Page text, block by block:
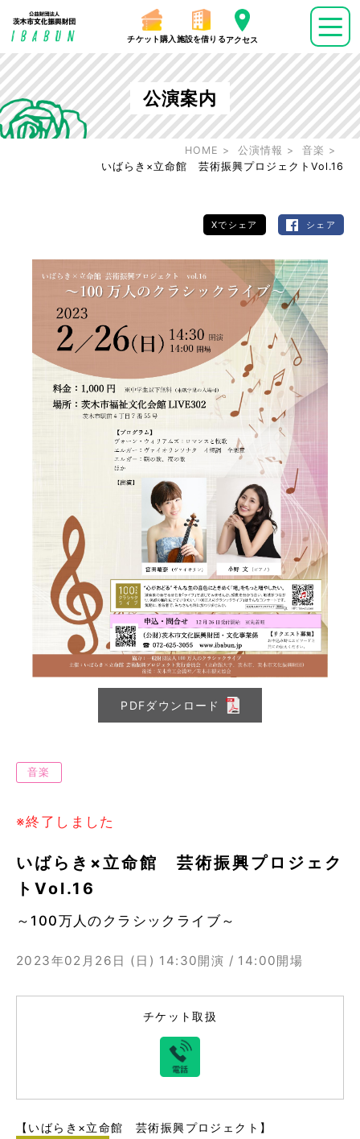
チケット購入 施設を借りるアクセス
公演案内
HOME 公演情報
音楽
いばらき×立命館 芸術振興プロジェクトVol.16
Xでシェア シェア
PDFダウンロード
音楽
※終了しました
いばらき×立命館 芸術振興プロジェク
トVol.16
～100万人のクラシックライブ～
2023年02月26日 (日) 14:30開演 / 14:00開場
チケット取扱
【いばらき×立命館 芸術振興プロジェクト】